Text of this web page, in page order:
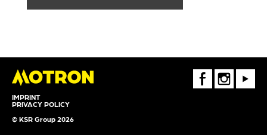
IMPRINT
PRIVACY POLICY
© KSR Group 2026
FaceBookInstagramYoutube